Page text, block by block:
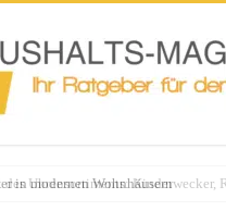
in modernen Wohnhäusern